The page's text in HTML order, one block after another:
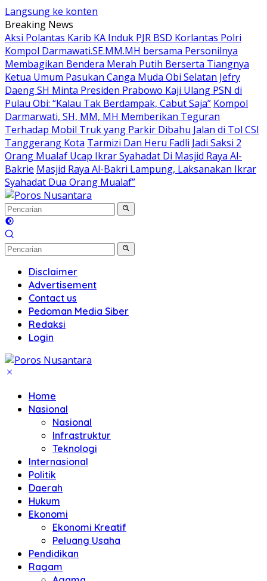
Langsung ke konten
Breaking News
Aksi Polantas Karib KA Induk PJR BSD Korlantas Polri
Kompol Darmawati.SE.MM.MH bersama Personilnya
Membagikan Bendera Merah Putih Berserta Tiangnya
Ketua Umum Pasukan Canga Muda Obi Selatan Jefry
Daeng SH Minta Presiden Prabowo Kaji Ulang PSN di
Pulau Obi: “Kalau Tak Berdampak, Cabut Saja” Kompol
Darmarwati, SH, MM, MH Memberikan Teguran
Terhadap Mobil Truk yang Parkir Dibahu Jalan di Tol CSI
Tanggerang Kota Tarmizi Dan Heru Fadli Jadi Saksi 2
Orang Mualaf Ucap Ikrar Syahadat Di Masjid Raya Al-
Bakrie Masjid Raya Al-Bakri Lampung, Laksanakan Ikrar
Syahadat Dua Orang Mualaf”
Disclaimer
Advertisement
Contact us
Pedoman Media Siber
Redaksi
Login
Home
Nasional
Nasional
Infrastruktur
Teknologi
Internasional
Politik
Daerah
Hukum
Ekonomi
Ekonomi Kreatif
Peluang Usaha
Pendidikan
Ragam